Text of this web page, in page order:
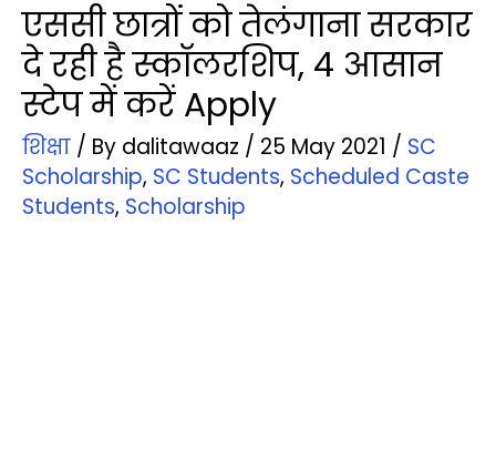
एससी छात्रों को तेलंगाना सरकार
दे रही है स्कॉलरशिप, 4 आसान
स्टेप में करें Apply
शिक्षा / By dalitawaaz / 25 May 2021 / SC
Scholarship, SC Students, Scheduled Caste
Students, Scholarship